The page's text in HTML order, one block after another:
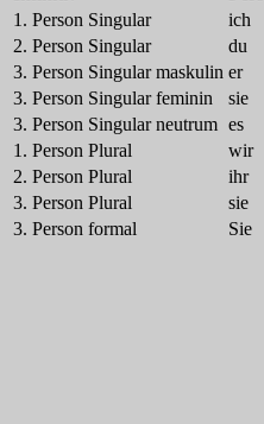
1. Person Singular
ich
2. Person Singular
du
3. Person Singular maskulin er
3. Person Singular feminin
sie
3. Person Singular neutrum es
1. Person Plural
wir
2. Person Plural
ihr
3. Person Plural
sie
3. Person formal
Sie